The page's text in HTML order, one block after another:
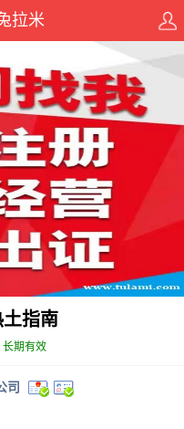
拉米
指南
长期有效
司